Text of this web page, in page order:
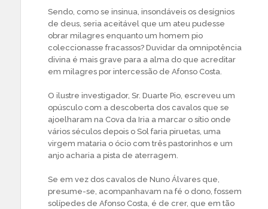
Sendo, como se insinua, insondáveis os desígnios
de deus, seria aceitável que um ateu pudesse
obrar milagres enquanto um homem pio
coleccionasse fracassos? Duvidar da omnipotência
divina é mais grave para a alma do que acreditar
em milagres por intercessão de Afonso Costa.
O ilustre investigador, Sr. Duarte Pio, escreveu um
opúsculo com a descoberta dos cavalos que se
ajoelharam na Cova da Iria a marcar o sítio onde
vários séculos depois o Sol faria piruetas, uma
virgem mataria o ócio com três pastorinhos e um
anjo acharia a pista de aterragem.
Se em vez dos cavalos de Nuno Álvares que,
presume-se, acompanhavam na fé o dono, fossem
solípedes de Afonso Costa, é de crer, que em tão